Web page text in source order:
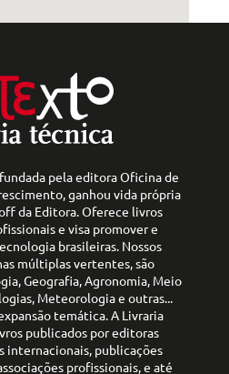
pela editora Oficina de
ganhou vida própria
da Editora. Oferece livros
e visa promover e
brasileiras. Nossos
múltiplas vertentes, são
Geografia, Agronomia, Meio
Meteorologia e outras...
temática. A Livraria
publicados por editoras
internacionais, publicações
profissionais, e até